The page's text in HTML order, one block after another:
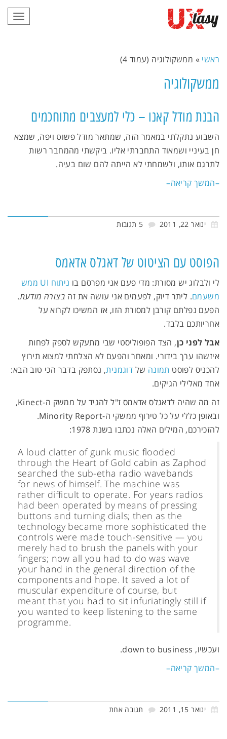
ראשי » ממשקולוגיה (עמוד 4)
ממשקולוגיה
הבנת מודל קאנו – כלי למעצבים מתוחכמים
השבוע נתקלתי במאמר הזה, שמתאר מודל פשוט ויפה, שמצא
חן בעיניי ושמאוד התחברתי אליו. ביקשתי מהמחבר רשות
לתרגם אותו, ולשמחתי לא הייתה להם שום בעיה.
–המשך קריאה–
ינואר 22, 2011 5 תגובות
הפוסט עם הציטוט של דאגלס אדאמס
לי ולבלוג יש מסורת: מדי פעם אני מפרסם בו
ניתוח UI ממש
משעמם. ליתר דיוק, לפעמים אני עושה את זה בצורה מודעת.
הפעם נפלתם קורבן למסורת הזו, אז המשיכו לקרוא על
אחריותכם בלבד.
אבל לפני כן, הצד הפופוליסטי שבי מתעקש לספק לפחות
איזשהו ערך בידורי. ומאחר והפעם לא הצלחתי למצוא תירוץ
להכניס לפוסט תמונה של דוגמנית, נסתפק בדבר הכי טוב הבא:
אחד מאלילי הגיקים.
זה מה שהיה לדאגלס אדאמס ז"ל להגיד על ממשק ה-Kinect,
ובאופן כללי על כל טירוף ממשקי ה-Minority Report.
להזכירכם, המילים האלה נכתבו בשנת 1978:
A loud clatter of gunk music flooded
through the Heart of Gold cabin as Zaphod
searched the sub-etha radio wavebands
for news of himself. The machine was
rather difficult to operate. For years radios
had been operated by means of pressing
buttons and turning dials; then as the
technology became more sophisticated the
controls were made touch-sensitive — you
merely had to brush the panels with your
fingers; now all you had to do was wave
your hand in the general direction of the
components and hope. It saved a lot of
muscular expenditure of course, but
meant that you had to sit infuriatingly still if
you wanted to keep listening to the same
programme.
ועכשיו, down to business.
–המשך קריאה–
ינואר 15, 2011 תגובה אחת